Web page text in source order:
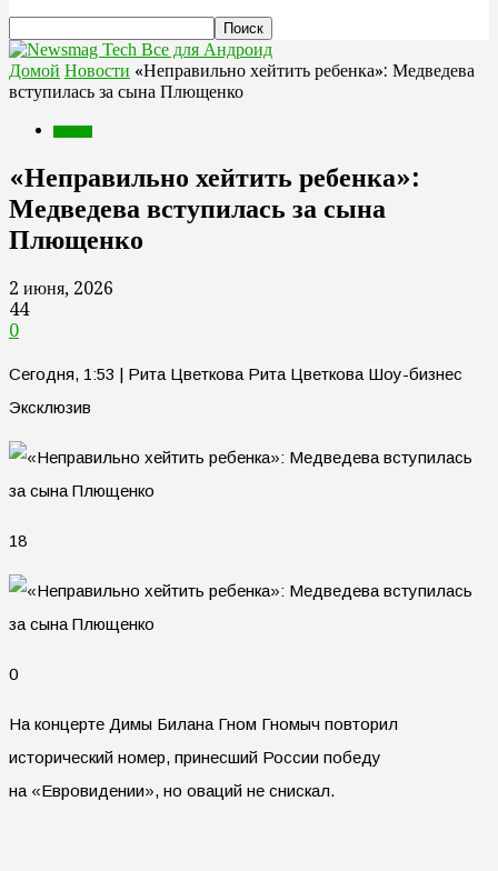
Все для Андроид
Домой Новости «Неправильно хейтить ребенка»: Медведева
вступилась за сына Плющенко
«Неправильно хейтить ребенка»:
Медведева вступилась за сына
Плющенко
2 июня, 2026
44
0
Сегодня, 1:53 | Рита Цветкова Рита Цветкова Шоу-бизнес
Эксклюзив
18
0
На концерте Димы Билана Гном Гномыч повторил
исторический номер, принесший России победу
на «Евровидении», но оваций не снискал.